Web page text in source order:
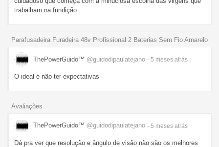
trabalham na fundição
Parafusadeira Furadeira 48v Profissional 2 Baterias Sem Fio Amarelo
ThePowerGuido™ @guidodipaulatejano - 5 meses atrás
O ideal é não ter expectativas
Avaliações
ThePowerGuido™ @guidodipaulatejano - 5 meses atrás
Dá pra ver que resolução e ângulo de visão não são os melhores